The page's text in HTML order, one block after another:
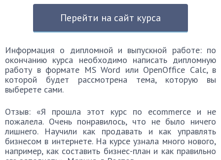
Перейти на сайт курса
Информация о дипломной и выпускной работе: по
окончанию курса необходимо написать дипломную
работу в формате MS Word или OpenOffice Calc, в
которой будет рассмотрена тема, которую вы
выберете сами.
Отзыв: «Я прошла этот курс по ecommerce и не
пожалела. Очень понравилось, что не было ничего
лишнего. Научили как продавать и как управлять
бизнесом в интернете. На курсе узнала много нового,
например, как составить бизнес-план и как правильно